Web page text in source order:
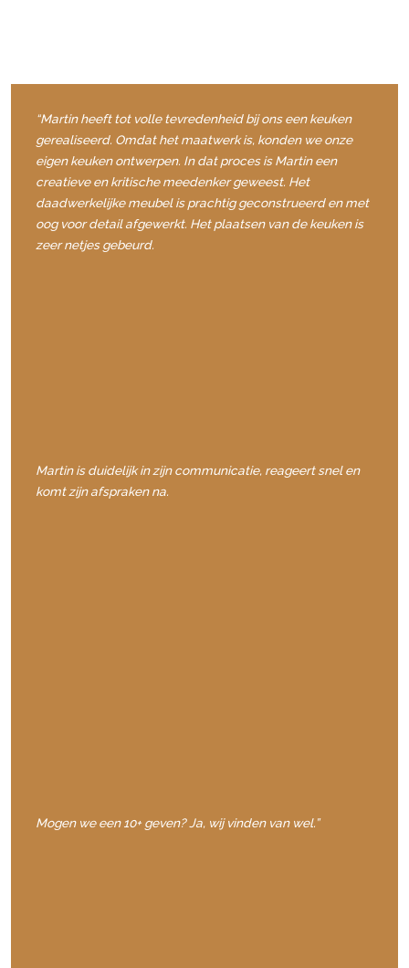
“Martin heeft tot volle tevredenheid bij ons een keuken
gerealiseerd. Omdat het maatwerk is, konden we onze
eigen keuken ontwerpen. In dat proces is Martin een
creatieve en kritische meedenker geweest. Het
daadwerkelijke meubel is prachtig geconstrueerd en met
oog voor detail afgewerkt. Het plaatsen van de keuken is
zeer netjes gebeurd.
Martin is duidelijk in zijn communicatie, reageert snel en
komt zijn afspraken na.
Mogen we een 10+ geven? Ja, wij vinden van wel.”